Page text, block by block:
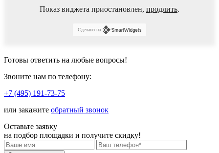
Показ виджета приостановлен, продлить.
Сделано на
Готовы ответить на любые вопросы!
Звоните нам по телефону:
+7 (495) 191-73-75
или закажите обратный звонок
Оставьте заявку
на подбор площадки и получите скидку!